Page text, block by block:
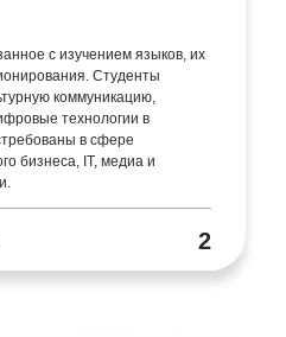
с изучением языков, их
Студенты
коммуникацию,
технологии в
в сфере
бизнеса, IT, медиа и
2